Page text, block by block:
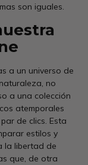
son iguales.
a un universo de
no
a una colección
atemporales
de clics. Esta
estilos y
la libertad de
que, de otra